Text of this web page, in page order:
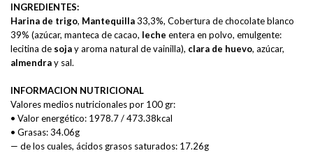
INGREDIENTES:
Harina de trigo, Mantequilla33,3%, Cobertura de chocolate blanco
39% (azúcar, manteca de cacao, leche entera en polvo, emulgente:
lecitina de sojay aroma natural de vainilla), clara de huevo, azúcar,
almendray sal.
INFORMACION NUTRICIONAL
Valores medios nutricionales por 100 gr:
• Valor energético: 1978.7 / 473.38kcal
• Grasas: 34.06g
— de los cuales, ácidos grasos saturados: 17.26g